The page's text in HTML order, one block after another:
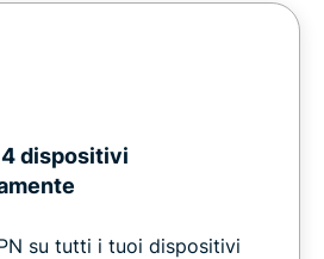
dispositivi
su tutti i tuoi dispositivi